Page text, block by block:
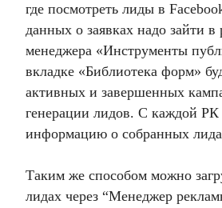
где посмотреть лиды в
данных о заявках надо зайти в
менеджера «Инструменты
вкладке «Библиотека форм»
активных и завершенных
генерации лидов. С каждой РК
информацию о собранных
Таким же способом можно
лидах через “Менеджер